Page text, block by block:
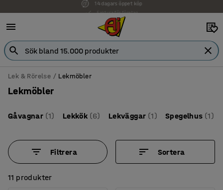
Faktura för företag
Lek & Rörelse Lekmöbler
Lekmöbler
Gåvagnar (1) Lekkök (6) Lekväggar (1) Spegelhus (1)
Filtrera Sortera
11 produkter